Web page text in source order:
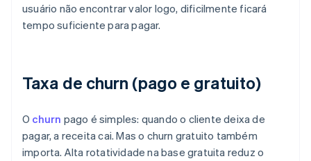
usuário não encontrar valor logo, dificilmente ficará
tempo suficiente para pagar.
Taxa de churn (pago e gratuito)
O churn pago é simples: quando o cliente deixa de
pagar, a receita cai. Mas o churn gratuito também
importa. Alta rotatividade na base gratuita reduz o